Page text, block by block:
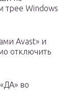
трее Windows
Avast» и
отключить
во